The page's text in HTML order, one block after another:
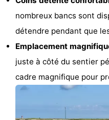
Phares
-
Points
de
vue
Attractions
-
Terrains
nombreux bancs sont
détendre pendant que
Emplacement
juste à côté du sentier
cadre magnifique pour